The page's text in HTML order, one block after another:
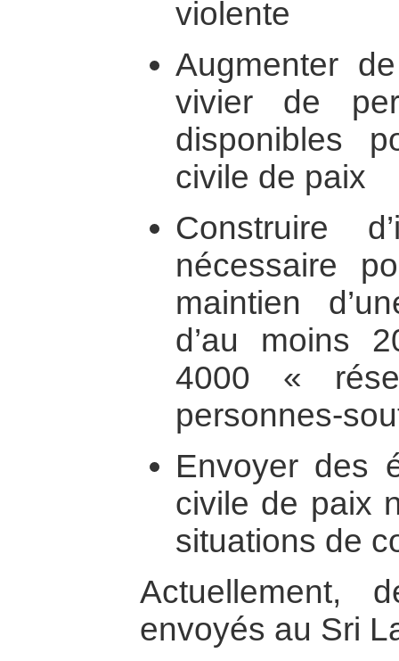
violente
Augmenter
vivier de
disponibles
civile de paix
Construire
nécessaire
maintien
d’au moins
4000 «
personnes-
Envoyer des
civile de paix
situations de
Actuellement,
envoyés au Sri